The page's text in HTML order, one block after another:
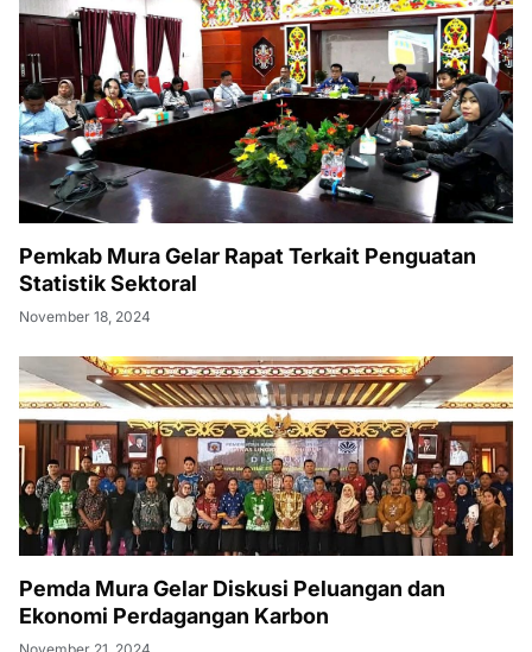
Pemkab Mura Gelar Rapat Terkait Penguatan
Statistik Sektoral
November 18, 2024
Pemda Mura Gelar Diskusi Peluangan dan
Ekonomi Perdagangan Karbon